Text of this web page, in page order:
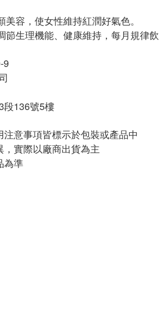
容，使女性維持紅潤好氣色。
節生理機能、健康維持，每月規律
9
段136號5樓
意事項皆標示於包裝或產品中
實際以廠商出貨為主
為準